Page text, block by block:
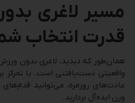
مسیر لاغری
قدرت انتخاب
همان‌طور که دیدید، لاغری بدون
واقعیتی دست‌یافتنی است. با تمرکز
عادت‌های روزمره، می‌توانید
وزن ایده‌آل بردارید.